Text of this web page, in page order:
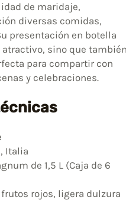
de maridaje,
diversas comidas,
presentación en botella
sino que
para compartir con
y celebraciones.
Italia
de 1,5 L (Caja de 6
frutos rojos, ligera dulzura